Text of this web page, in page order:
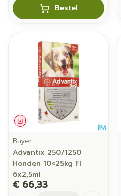
Bestel
Geneesmiddel
Bayer
Advantix 250/1250
Honden 10<25kg Fl
6x2,5ml
€ 66,33